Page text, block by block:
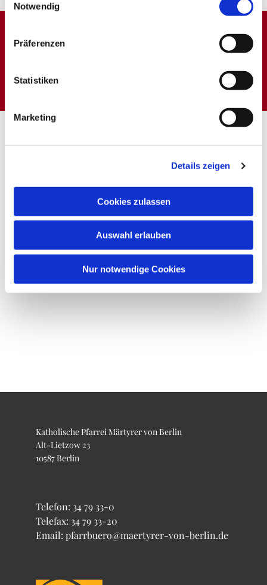
Notwendig
Präferenzen
Statistiken
Marketing
Details zeigen
Cookies zulassen
Auswahl erlauben
Nur notwendige Cookies
Dies könnte Sie auch
Katholische Pfarrei Märtyrer von Berlin
Alt-Lietzow 23
10587 Berlin
Telefon: 34 79 33-0
Telefax: 34 79 33-20
Email: pfarrbuero@maertyrer-von-berlin.de